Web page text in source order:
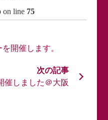
on line 75
開催します。
催しました＠大阪